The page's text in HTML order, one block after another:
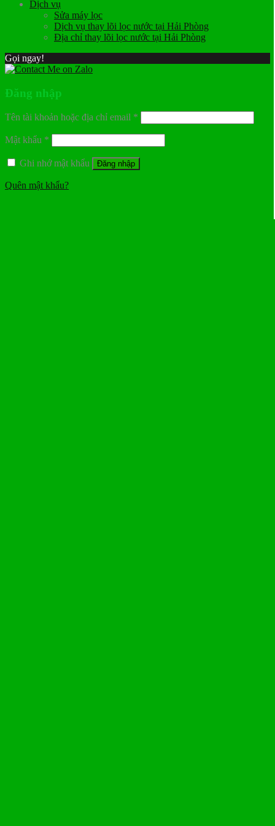
Dịch vụ
Sửa máy lọc
Dịch vụ thay lõi lọc nước tại Hải Phòng
Địa chỉ thay lõi lọc nước tại Hải Phòng
Gọi ngay!
Đăng nhập
Tên tài khoản hoặc địa chỉ email *
Mật khẩu *
Ghi nhớ mật khẩu Đăng nhập
Quên mật khẩu?